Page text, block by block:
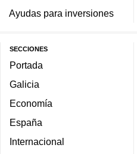
Ayudas para inversiones
SECCIONES
Portada
Galicia
Economía
España
Internacional